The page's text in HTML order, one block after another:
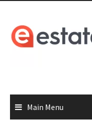
content
Main Menu